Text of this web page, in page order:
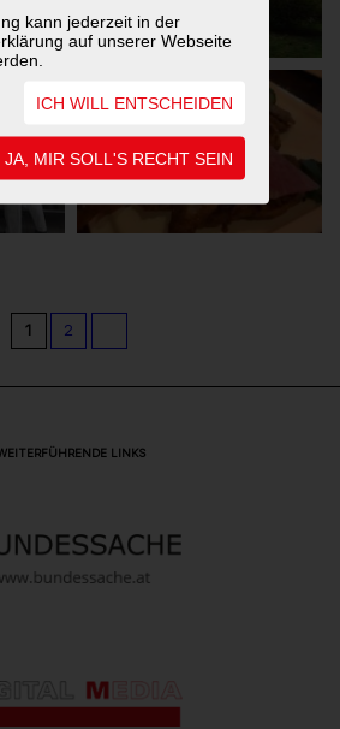
kann jederzeit in der
auf unserer Webseite
ICH WILL ENTSCHEIDEN
JA, MIR SOLL'S RECHT SEIN
1 2
LINKS